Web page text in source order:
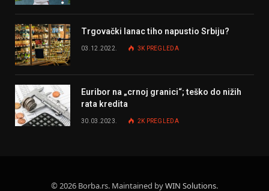
Trgovački lanac tiho napustio Srbiju?
03.12.2022. 3K PREGLEDA
Euribor na „crnoj granici“; teško do nižih
rata kredita
30.03.2023. 2K PREGLEDA
© 2026 Borba.rs. Maintained byWIN Solutions.